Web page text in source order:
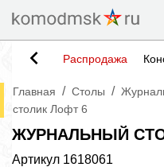
Распродажа
Главная / Столы /
столик Лофт 6
ЖУРНАЛЬНЫЙ
Артикул 1618061